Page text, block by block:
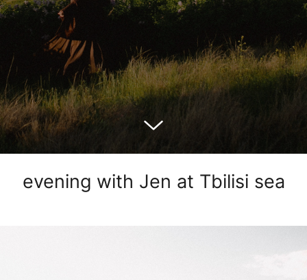
evening with Jen at Tbilisi sea